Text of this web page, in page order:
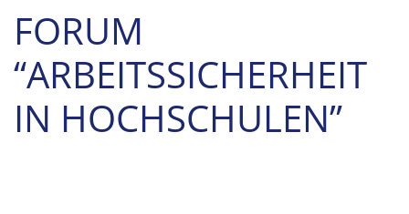
FORUM
“ARBEITSSICHERHEIT
IN HOCHSCHULEN”